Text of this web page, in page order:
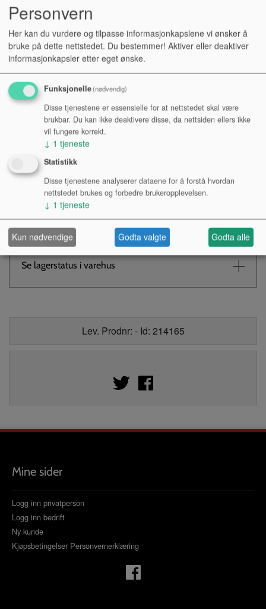
TANGENT, YAMAHA CVP A
(P515)
Kr 250,-NOK
Antall:
Tilgjengelighet:
Se lagerstatus i varehus
Lev. Prodnr: - Id: 214165
Mine sider
Logg inn privatperson
Logg inn bedrift
Ny kunde
Kjøpsbetingelser Personvernerklæring
Personvern
Her kan du vurdere og tilpasse informasjonkapslene vi ønsker å
bruke på dette nettstedet. Du bestemmer! Aktiver eller deaktiver
informasjonkapsler etter eget ønske.
Funksjonelle(nødvendig)
Disse tjenestene er essensielle for at nettstedet skal være
brukbar. Du kan ikke deaktivere disse, da nettsiden ellers ikke
vil fungere korrekt.
↓ 1 tjeneste
Statistikk
Disse tjenestene analyserer dataene for å forstå hvordan
nettstedet brukes og forbedre brukeropplevelsen.
↓ 1 tjeneste
Kun nødvendige Godta valgte Godta alle